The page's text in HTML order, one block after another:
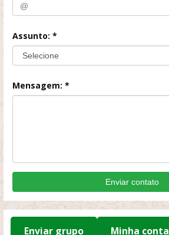
Assunto: *
Mensagem: *
Enviar contato
Enviar grupo Minha conta